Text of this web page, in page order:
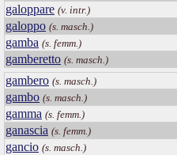
galoppare (v. intr.)
galoppo (s. masch.)
gamba (s. femm.)
gamberetto (s. masch.)
gambero (s. masch.)
gambo (s. masch.)
gamma (s. femm.)
ganascia (s. femm.)
gancio (s. masch.)